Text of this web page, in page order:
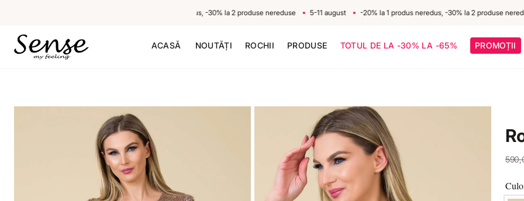
-20% la 1 produs neredus, -30% la 2 produse nereduse 5-11 august -20% la 1 produs neredus, -30% la 2 produse nereduse
ACASĂ NOUTĂȚI ROCHII PRODUSE TOTUL DE LA -30% LA -65% PROMOȚII